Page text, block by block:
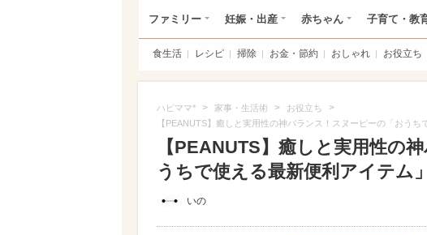
ファミリー 妊娠・出産 赤ちゃん 子育て・教
食生活 レシピ 掃除 お金・節約 おしゃれ お役立ち
ハピママ* > 家事・生活術 > お役立ち >
【PEANUTS】癒しと実用性の神バランス！スヌーピーの「おう
【PEANUTS】癒しと実用性の
うちで使える最新便利アイテム
いの